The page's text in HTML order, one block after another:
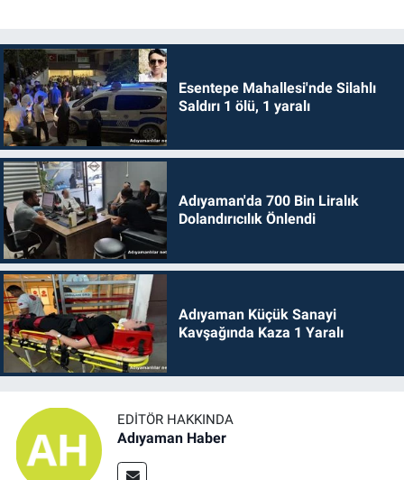
Esentepe Mahallesi'nde Silahlı
Saldırı 1 ölü, 1 yaralı
Adıyaman'da 700 Bin Liralık
Dolandırıcılık Önlendi
Adıyaman Küçük Sanayi
Kavşağında Kaza 1 Yaralı
EDITÖR HAKKINDA
Adıyaman Haber